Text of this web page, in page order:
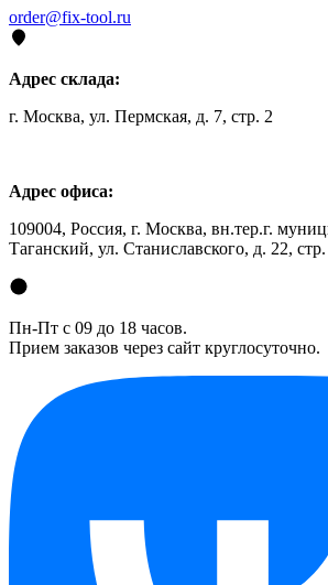
order@fix-tool.ru
Адрес склада:
г. Москва, ул. Пермская, д. 7, стр. 2
Адрес офиса:
109004, Россия, г. Москва, вн.тер.г.
Таганский, ул. Станиславского, д. 22,
Пн-Пт с 09 до 18 часов.
Прием заказов через сайт круглосуточно.